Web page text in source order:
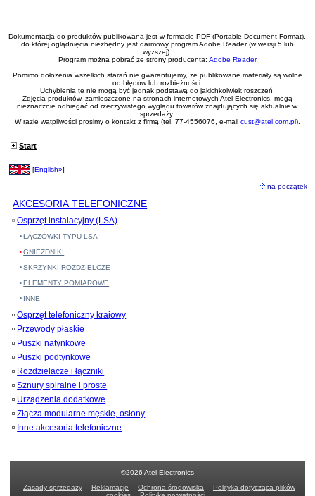
Dokumentacja do produktów publikowana jest w formacie PDF (Portable Document Format),
do której oglądnięcia niezbędny jest darmowy program Adobe Reader (w wersji 5 lub
wyższej).
Program można pobrać ze strony producenta: Adobe Reader
Pomimo dołożenia wszelkich starań nie gwarantujemy, że publikowane materiały są wolne
od błędów lub rozbieżności.
Uchybienia te nie mogą być jednak podstawą do jakichkolwiek roszczeń.
Zdjęcia produktów, zamieszczone na stronach internetowych Atel Electronics, mogą
nieznacznie odbiegać od rzeczywistego wyglądu towarów znajdujących się aktualnie w
sprzedaży.
W razie wątpliwości prosimy o kontakt z firmą (tel. 77-4556076, e-mail cust@atel.com.pl).
Start
[English»]
na początek
AKCESORIA TELEFONICZNE
Osprzęt instalacyjny (LSA)
ŁĄCZÓWKI TYPU LSA
GNIEZDNIKI
SKRZYNKI ROZDZIELCZE
ELEMENTY POMIAROWE
INNE
Osprzęt telefoniczny krajowy
Przewody płaskie
Puszki natynkowe
Puszki podtynkowe
Rozdzielacze i łączniki
Sznury spiralne i proste
Urządzenia dodatkowe
Złącza modularne męskie, osłony
Inne akcesoria telefoniczne
©2026 Atel Electronics
Zasady sprzedaży
Reklamacje Ochrona środowiska
Polityka dotycząca plików